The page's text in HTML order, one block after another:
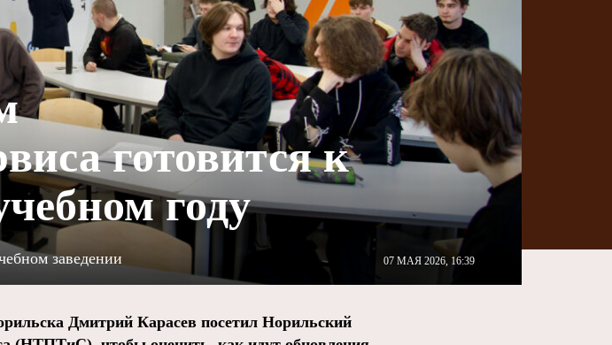
готовится к
году
07 МАЯ 2026, 16:39
заведении
Дмитрий Карасев посетил Норильский